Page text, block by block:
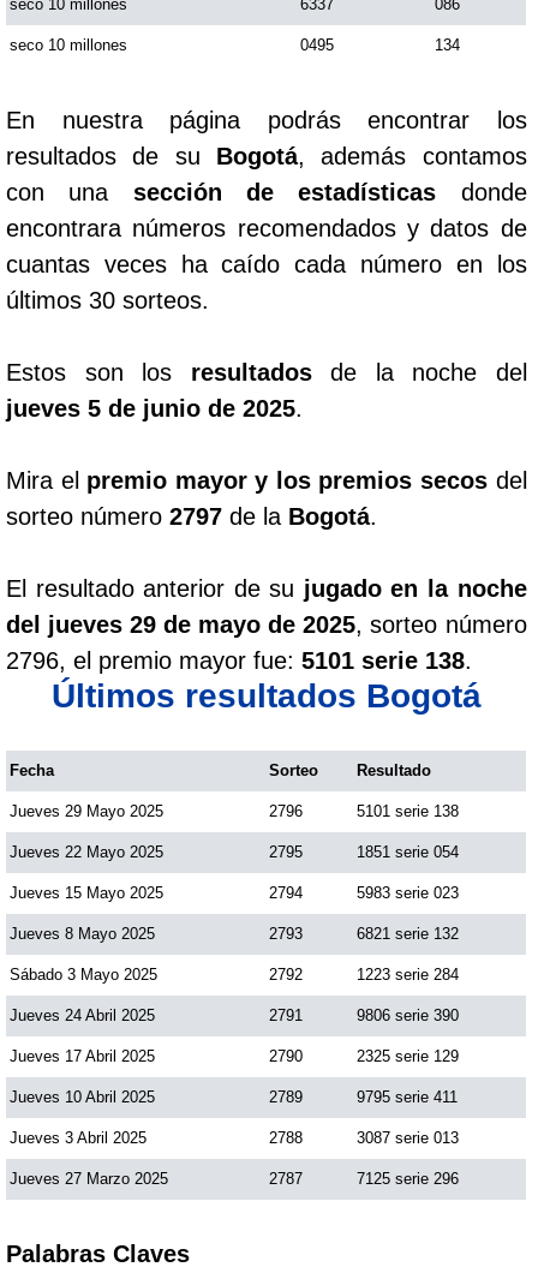
seco 10 millones 6337 086
seco 10 millones 0495 134
En nuestra página podrás encontrar los
resultados de su Bogotá, además contamos
con una sección de estadísticas donde
encontrara números recomendados y datos de
cuantas veces ha caído cada número en los
últimos 30 sorteos.
Estos son los resultadosde la noche del
jueves 5 de junio de 2025.
Mira el premio mayor y los premios secosdel
sorteo número 2797 de la Bogotá.
El resultado anterior de su jugado en la noche
del jueves 29 de mayo de 2025, sorteo número
2796, el premio mayor fue: 5101 serie 138.
Últimos resultados Bogotá
Fecha Sorteo Resultado
Jueves 29 Mayo 2025 2796 5101 serie 138
Jueves 22 Mayo 2025 2795 1851 serie 054
Jueves 15 Mayo 2025 2794 5983 serie 023
Jueves 8 Mayo 2025 2793 6821 serie 132
Sábado 3 Mayo 2025 2792 1223 serie 284
Jueves 24 Abril 2025 2791 9806 serie 390
Jueves 17 Abril 2025 2790 2325 serie 129
Jueves 10 Abril 2025 2789 9795 serie 411
Jueves 3 Abril 2025 2788 3087 serie 013
Jueves 27 Marzo 2025 2787 7125 serie 296
Palabras Claves